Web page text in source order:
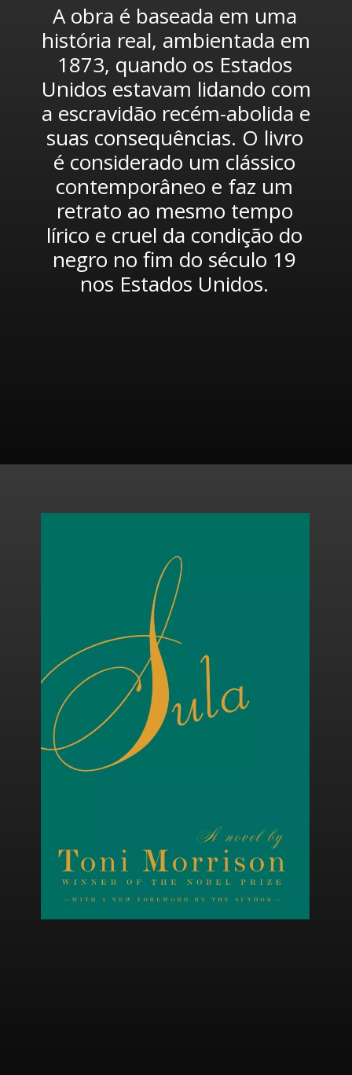
A obra é baseada em uma
história real, ambientada em
1873, quando os Estados
Unidos estavam lidando com
a escravidão recém-abolida e
suas consequências. O livro
é considerado um clássico
contemporâneo e faz um
retrato ao mesmo tempo
lírico e cruel da condição do
negro no fim do século 19
nos Estados Unidos.